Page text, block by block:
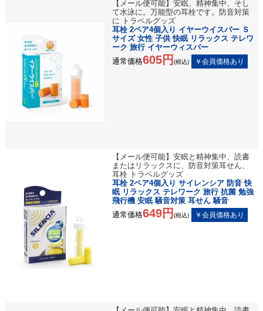
【メール便可能】安眠、精神集中、そし
て水泳に。万能型の耳栓です。防音対策
に トラベルグッズ
耳栓 2ペア4個入り イヤーウイスパー Ｓ
サイズ 女性 子供 快眠 リラックス テレワ
ーク 旅行 イヤーウィスパー
通常価格605円 (税込)
【メール便可能】安眠と精神集中、読書
またはリラックスに、防音対策耳せん、
耳栓 トラベルグッズ
耳栓 2ペア4個入り サイレンシア 防音 快
眠 リラックス テレワーク 旅行 抗菌 勉強
飛行機 安眠 騒音対策 耳せん 騒音
通常価格649円 (税込)